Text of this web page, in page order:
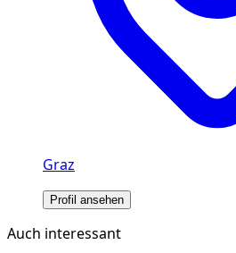
Graz
Profil ansehen
Auch interessant